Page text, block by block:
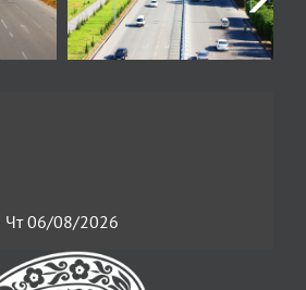
Чт 06/08/2026